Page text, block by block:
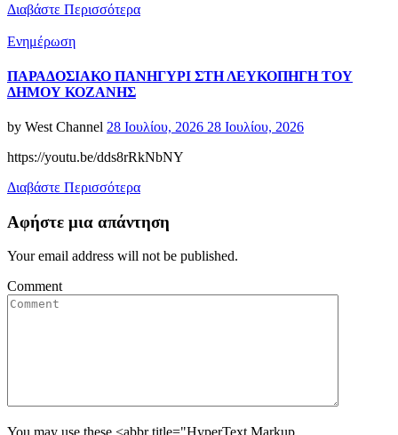
Διαβάστε Περισσότερα
Categories
Ενημέρωση
ΠΑΡΑΔΟΣΙΑΚΟ ΠΑΝΗΓΥΡΙ ΣΤΗ ΛΕΥΚΟΠΗΓΗ ΤΟΥ
ΔΗΜΟΥ ΚΟΖΑΝΗΣ
by West Channel Posted
28 Ιουλίου, 2026 28 Ιουλίου, 2026
https://youtu.be/dds8rRkNbNY
Διαβάστε Περισσότερα
Αφήστε μια απάντηση
Your email address will not be published.
Comment